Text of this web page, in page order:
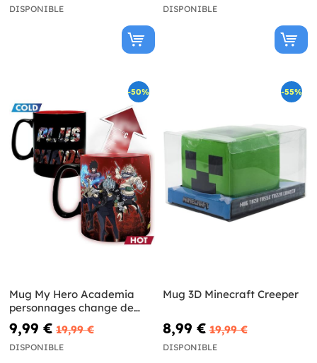
DISPONIBLE DISPONIBLE
-50%
Mug My Hero Academia
personnages change de
couleur
9,99 € 19,99 €
DISPONIBLE
-55%
Mug 3D Minecraft Creeper
8,99 € 19,99 €
DISPONIBLE